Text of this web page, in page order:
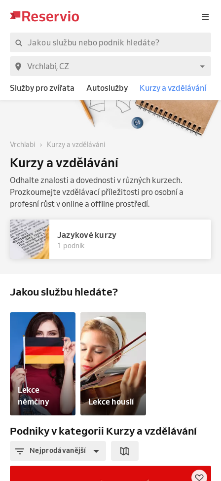
Služby pro zvířata Autoslužby Kurzy a vzdělávání
Vrchlabí Kurzy a vzdělávání
Kurzy a vzdělávání
Odhalte znalosti a dovednosti v různých kurzech.
Prozkoumejte vzdělávací příležitosti pro osobní a
profesní růst v online a offline prostředí.
Jazykové kurzy
1 podnik
Jakou službu hledáte?
Lekce
němčiny
Lekce houslí
Podniky v kategorii Kurzy a vzdělávání
Nejprodávanější